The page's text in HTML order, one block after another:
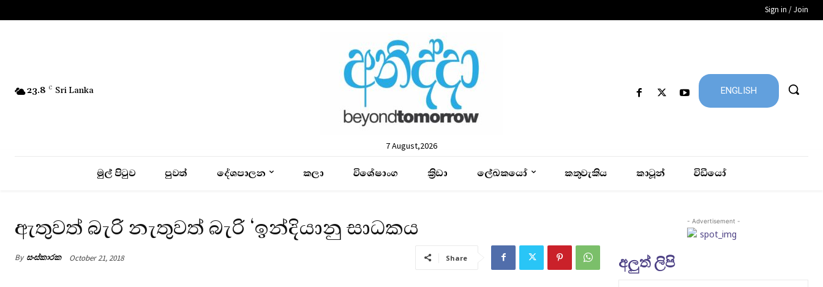
Sign in / Join
23.8 C Sri Lanka
7 August,2026
ENGLISH
මුල් පිටුව පුවත් දේශපාලන කලා විශේෂාංග ක්‍රිඩා ලේඛකයෝ කතුවැකිය කාටූන් විඩීයෝ
ඇතුවත් බැරි නැතුවත් බැරි ‘ඉන්දියානු සාධකය
By සංස්කාරක October 21, 2018 Share
- Advertisement -
අලුත් ලිපි